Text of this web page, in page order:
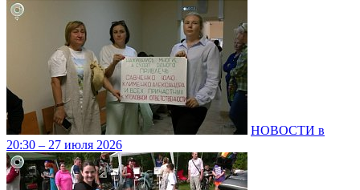
НОВОСТИ в
20:30 – 27 июля 2026